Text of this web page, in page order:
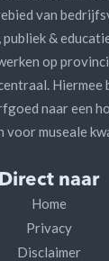
van
&
op
Hiermee
naar een
voor museale
Direct naar
Home
Privacy
Disclaimer